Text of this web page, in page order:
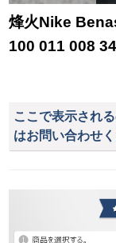
烽火Nike
100 011 008
ここで表示され
はお問い合わせく